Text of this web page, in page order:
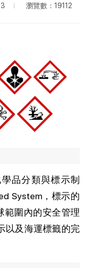
瀏覽數：19112
品分類與標示制
System，標示的
範圍內的安全管理
以及海運標籤的完